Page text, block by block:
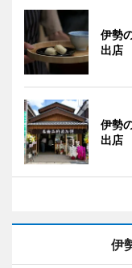
伊勢
出店
伊勢
出店
伊